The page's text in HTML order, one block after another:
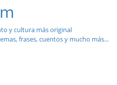
y cultura más original
frases, cuentos y mucho más...